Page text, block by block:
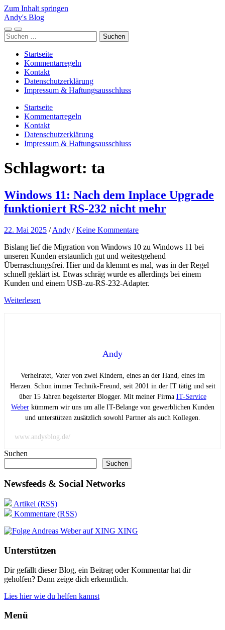
Zum Inhalt springen
Andy's Blog
Mobile-
Menü
Suchfeld
ein-/ausblenden
Suchen
nach:
Startseite
Kommentarregeln
Kontakt
Datenschutzerklärung
Impressum & Haftungsausschluss
Startseite
Kommentarregeln
Kontakt
Datenschutzerklärung
Impressum & Haftungsausschluss
Schlagwort: ta
Windows 11: Nach dem Inplace Upgrade
funktioniert RS-232 nicht mehr
22. Mai 2025 /Andy /Keine Kommentare
Bislang lief die Migration von Windows 10 zu Windows 11 bei
unseren Kunden erstaunlich gut und weitestgehend
Überraschungsfrei. Hier und da klemmt es mal, was in der Regel
schnell geklärt ist. Etwas schräg wurde es allerdings bei einem
Kunden und einem USB-zu-RS-232-Adapter.
Weiterlesen
Andy
Verheiratet, Vater von zwei Kindern, eines an der Hand, eines im
Herzen. Schon immer Technik-Freund, seit 2001 in der IT tätig und seit
über 15 Jahren begeisterter Blogger. Mit meiner Firma IT-Service
Weberkümmern wir uns um alle IT-Belange von gewerblichen Kunden
und unterstützen zusätzlich sowohl Partner als auch Kollegen.
www.andysblog.de/
Suchen
Suchen
Newsfeeds & Social Networks
Artikel (RSS)
Kommentare (RSS)
XING
Unterstützen
Dir gefällt dieser Blog, ein Beitrag oder Kommentar hat dir
geholfen? Dann zeige dich erkenntlich.
Lies hier wie du helfen kannst
Menü